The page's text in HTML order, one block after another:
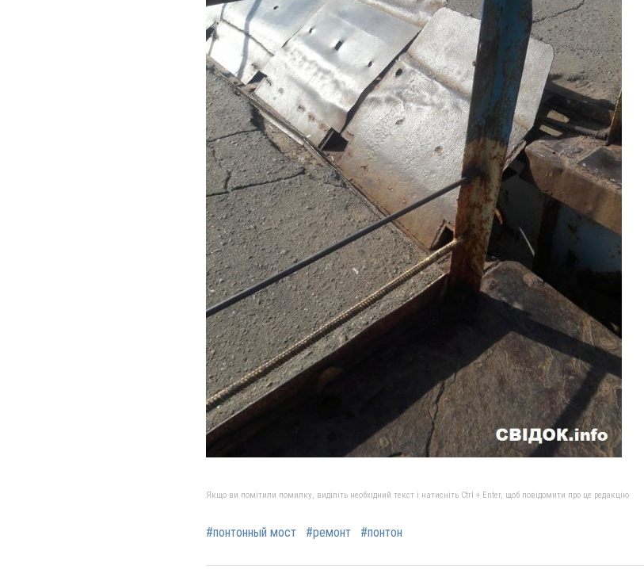
Якщо ви помітили помилку, виділіть необхідний текст і натисніть Ctrl + Enter, щоб повідомити про це редакцію
#понтонный мост #ремонт #понтон